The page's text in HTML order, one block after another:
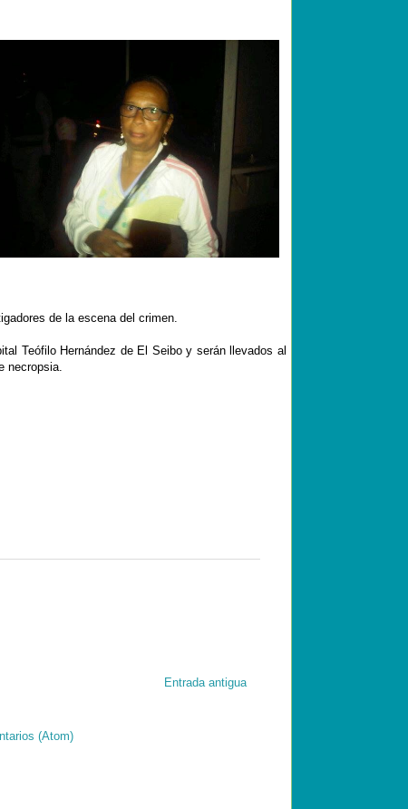
de la escena del crimen.
Teófilo Hernández de El Seibo y serán llevados al
necropsia.
Entrada antigua
(Atom)